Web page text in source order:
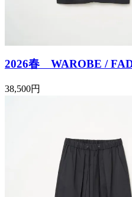
2026春 WAROBE /
38,500円